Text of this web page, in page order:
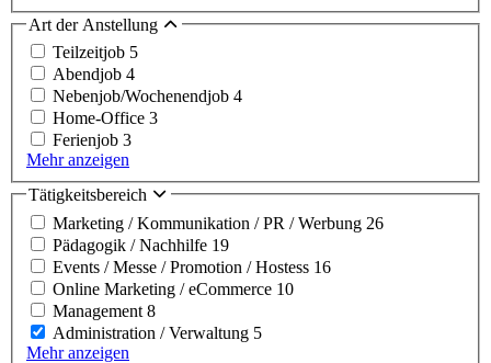
Art der Anstellung
Teilzeitjob 5
Abendjob 4
Nebenjob/Wochenendjob 4
Home-Office 3
Ferienjob 3
Mehr anzeigen
Tätigkeitsbereich
Marketing / Kommunikation / PR / Werbung 26
Pädagogik / Nachhilfe 19
Events / Messe / Promotion / Hostess 16
Online Marketing / eCommerce 10
Management 8
Administration / Verwaltung 5
Mehr anzeigen